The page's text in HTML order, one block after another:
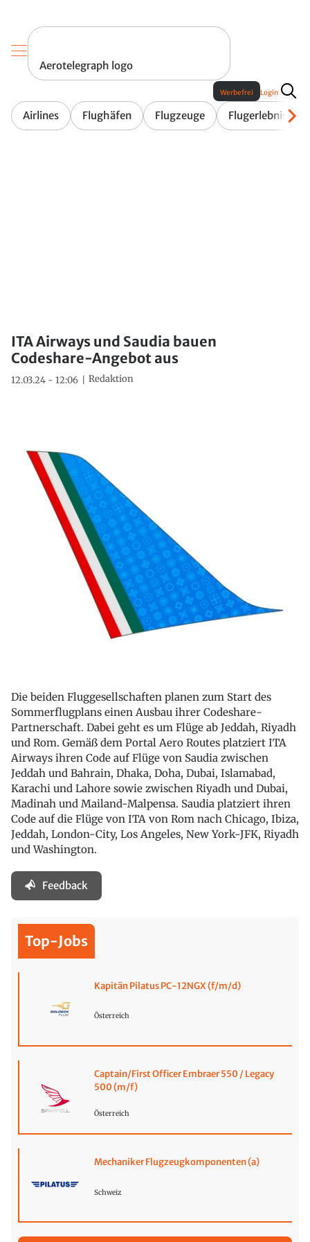
Aerotelegraph logo
Airlines Flughäfen Flugzeuge Flugerlebnis
Werbefrei Login
ITA Airways und Saudia bauen
Codeshare-Angebot aus
12.03.24 - 12:06 Redaktion
Die beiden Fluggesellschaften planen zum Start des
Sommerflugplans einen Ausbau ihrer Codeshare-
Partnerschaft. Dabei geht es um Flüge ab Jeddah, Riyadh
und Rom. Gemäß dem Portal Aero Routes platziert ITA
Airways ihren Code auf Flüge von Saudia zwischen
Jeddah und Bahrain, Dhaka, Doha, Dubai, Islamabad,
Karachi und Lahore sowie zwischen Riyadh und Dubai,
Madinah und Mailand-Malpensa. Saudia platziert ihren
Code auf die Flüge von ITA von Rom nach Chicago, Ibiza,
Jeddah, London-City, Los Angeles, New York-JFK, Riyadh
und Washington.
Feedback
Top-Jobs
Kapitän Pilatus PC-12NGX (f/m/d)
Österreich
Captain/First Officer Embraer 550 / Legacy
500 (m/f)
Österreich
Mechaniker Flugzeugkomponenten (a)
Schweiz